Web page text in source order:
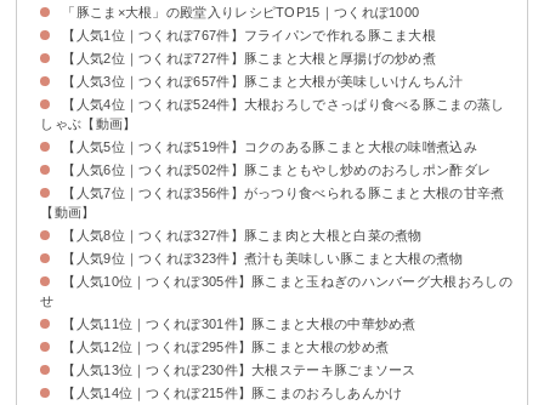
「豚こま×大根」の殿堂入りレシピTOP15｜つくれぽ1000
【人気1位｜つくれぽ767件】フライパンで作れる豚こま大根
【人気2位｜つくれぽ727件】豚こまと大根と厚揚げの炒め煮
【人気3位｜つくれぽ657件】豚こまと大根が美味しいけんちん汁
【人気4位｜つくれぽ524件】大根おろしでさっぱり食べる豚こまの蒸し
しゃぶ【動画】
【人気5位｜つくれぽ519件】コクのある豚こまと大根の味噌煮込み
【人気6位｜つくれぽ502件】豚こまともやし炒めのおろしポン酢ダレ
【人気7位｜つくれぽ356件】がっつり食べられる豚こまと大根の甘辛煮
【動画】
【人気8位｜つくれぽ327件】豚こま肉と大根と白菜の煮物
【人気9位｜つくれぽ323件】煮汁も美味しい豚こまと大根の煮物
【人気10位｜つくれぽ305件】豚こまと玉ねぎのハンバーグ大根おろしの
せ
【人気11位｜つくれぽ301件】豚こまと大根の中華炒め煮
【人気12位｜つくれぽ295件】豚こまと大根の炒め煮
【人気13位｜つくれぽ230件】大根ステーキ豚ごまソース
【人気14位｜つくれぽ215件】豚こまのおろしあんかけ